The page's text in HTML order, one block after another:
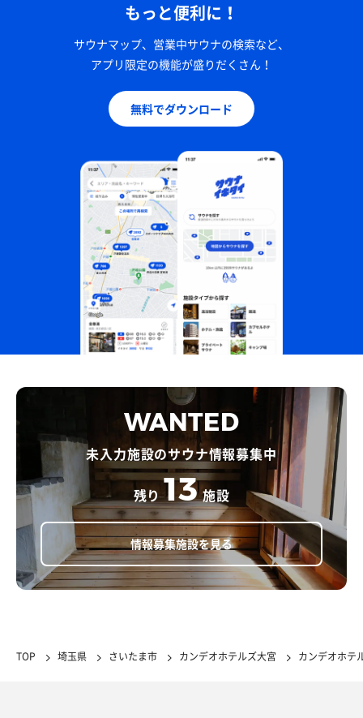
もっと便利に！
サウナマップ、営業中サウナの検索など、
アプリ限定の機能が盛りだくさん！
無料でダウンロード
WANTED
未入力施設のサウナ情報募集中
残り 13 施設
情報募集施設を見る
TOP 埼玉県 さいたま市 カンデオホテルズ大宮 カンデオホテ